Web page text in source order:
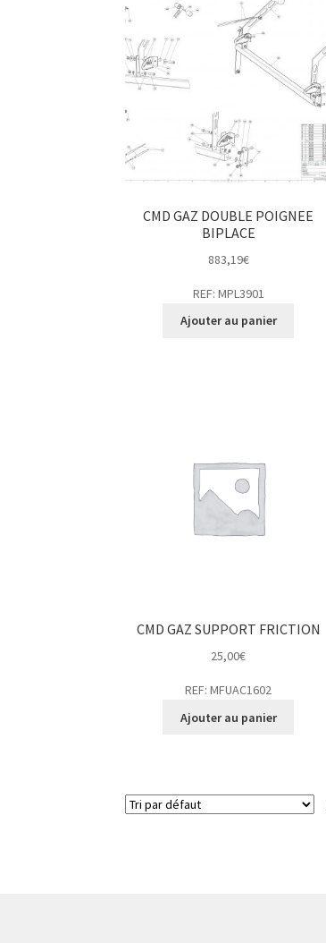
CMD GAZ DOUBLE POIGNEE
BIPLACE
883,19€
REF: MPL3901
Ajouter au panier
CMD GAZ SUPPORT FRICTION
25,00€
REF: MFUAC1602
Ajouter au panier